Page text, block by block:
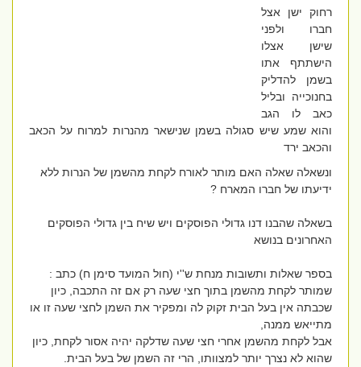
רחוק ישן אצל
חברו ולפני
שישן אצלו
הישתתף אתו
בשמן להדליק
בחנוכייה ובליל
כאב לו הגב
והוא שמע שיש סגולה בשמן שנישאר מהנרות למרוח על הכאב
והכאב ירד
ונשאלה שאלה האם מותר לאורח לקחת מהשמן של הנרות ללא
ידיעתו של חברו המארח ?
בשאלה שהבנו דנו גדולי הפוסקים ויש שיח בין גדולי הפוסקים
האחרונים בנושא
בספר שאלות ותשובות מנחת ש''י (חול המועד סימן ח) כתב :
שמותר לקחת מהשמן בתוך חצי שעה רק אם זה התכבה, כיון
שכבתה אין בעל הבית זקוק לה ומפקיר את השמן לחצי שעה זו או
מתייאש ממנה,
אבל לקחת מהשמן אחרי חצי שעה שדלקה יהיה אסור לקחת, כיון
שהוא לא נצרך יותר למצוותו, הרי זה השמן של בעל הבית.